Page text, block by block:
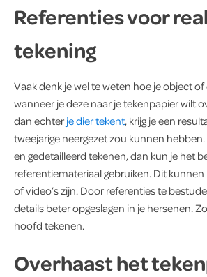
Referenties voor
tekening
Vaak denk je wel te weten hoe je object of
wanneer je deze naar je tekenpapier wilt
dan echter je dier tekent, krijg je een
tweejarige neergezet zou kunnen
en gedetailleerd tekenen, dan kun je het
referentiemateriaal gebruiken. Dit
of video’s zijn. Door referenties te
details beter opgeslagen in je hersenen.
hoofd tekenen.
Overhaast het